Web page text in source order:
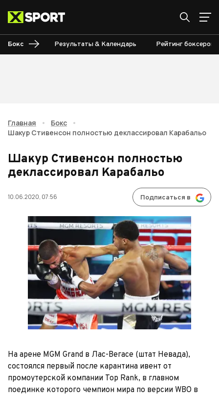
Бокс Результаты & Календарь Рейтинг боксеров
Главная • Бокс
•
Шакур Стивенсон полностью деклассировал Карабальо
Шакур Стивенсон полностью
деклассировал Карабальо
10.06.2020, 07:56 Подписаться в
На арене MGM Grand в Лас-Вегасе (штат Невада),
состоялся первый после карантина ивент от
промоутерской компании Top Rank, в главном
поединке которого чемпион мира по версии WBO в